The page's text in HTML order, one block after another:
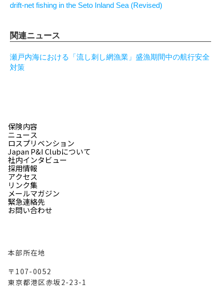
drift-net fishing in the Seto Inland Sea (Revised)
関連ニュース
瀬戸内海における「流し刺し網漁業」盛漁期間中の航行安全
対策
本部所在地
〒107-0052
東京都港区赤坂2-23-1
保険内容
社内インタビュー
緊急連絡先
ニュース
採用情報
リンク集
ロスプリベンション
アクセス
メールマガジン
Japan P&I Clubについて
お問い合わせ